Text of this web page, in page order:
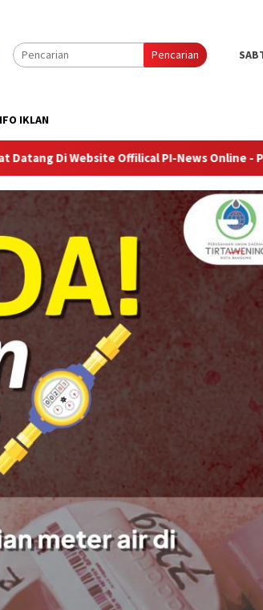
Pencarian
IKLAN
Offilical PI-News Online - Portal Berita